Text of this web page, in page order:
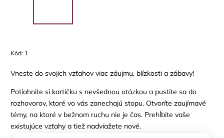
Kód: 1
Vneste do svojich vzťahov viac záujmu, blízkosti a zábavy!
Potiahnite si kartičku s nevšednou otázkou a pustite sa do
rozhovorov, ktoré vo vás zanechajú stopu. Otvoríte zaujímavé
témy, na ktoré v bežnom ruchu nie je čas. Prehĺbite vaše
existujúce vzťahy a tiež nadviažete nové.